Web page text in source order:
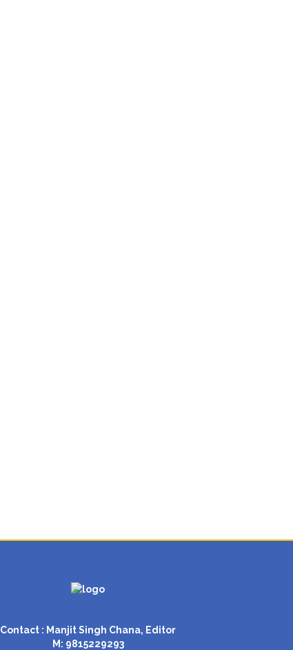
Contact : Manjit Singh Chana, Editor
M: 9815229293